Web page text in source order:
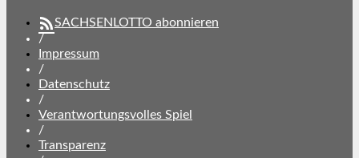
SACHSENLOTTO abonnieren
/
Impressum
/
Datenschutz
/
Verantwortungsvolles Spiel
/
Transparenz